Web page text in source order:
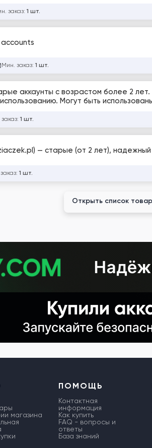
заказ: 1 шт.
Мин. заказ: 1 шт.
аккаунты с возрастом более 2
Могут быть
1 шт.
— старые (от 2 лет), надежный
1 шт.
Открыть список
магазина
ПОМОЩЬ
Контактная
информация
Как купить
FAQ - вопросы и
ответы
База знаний